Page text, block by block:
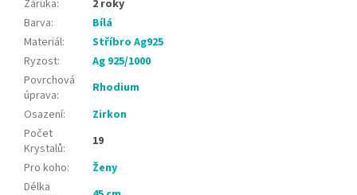
Záruka:
2 roky
Barva:
Bílá
Materiál:
Stříbro Ag925
Ryzost:
Ag 925/1000
Povrchová
úprava:
Rhodium
Osazení:
Zirkon
Počet
Krystalů:
19
Pro koho:
Ženy
Délka